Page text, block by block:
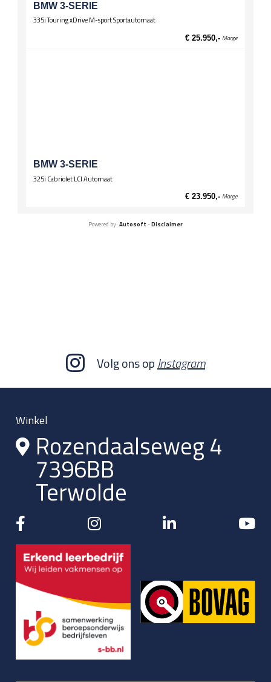
BMW 3-SERIE
335i Touring xDrive M-sport Sportautomaat
€ 25.950,- Marge
BMW 3-SERIE
325i Cabriolet LCI Automaat
€ 23.950,- Marge
Powered by: Autosoft -Disclaimer
Volg ons opInstagram
Winkel
Rozendaalseweg 4
7396BB
Terwolde